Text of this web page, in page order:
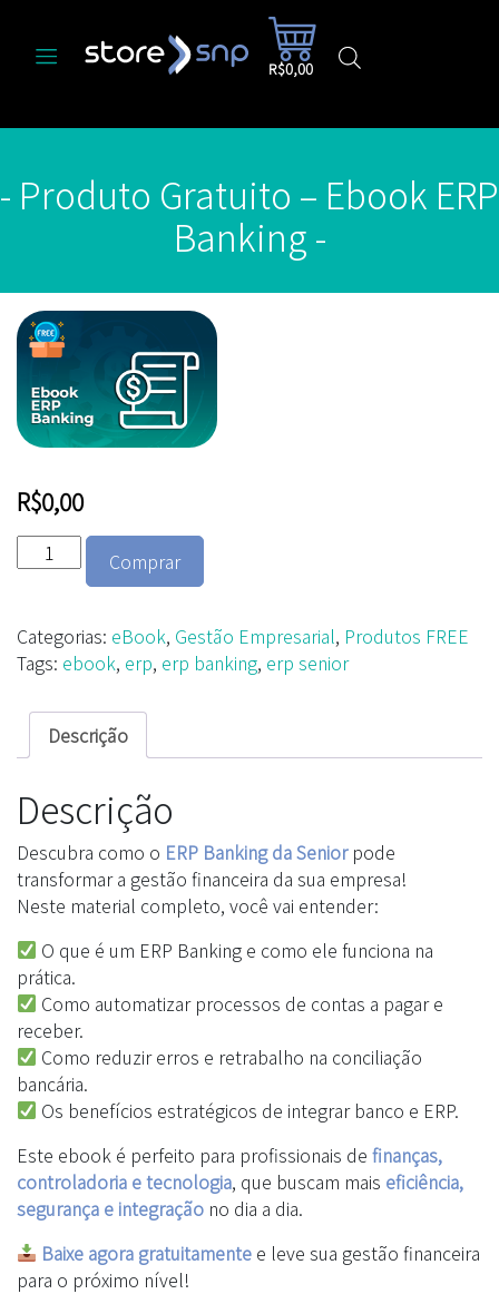
R$0,00
- Produto Gratuito – Ebook ERP
Banking -
R$0,00
Produto
Gratuito
Ebook
ERP
Banking
quantidade
Comprar
Categorias: eBook, Gestão Empresarial, Produtos FREE
Tags: ebook, erp, erp banking, erp senior
Descrição
Descrição
Descubra como o ERP Banking da Seniorpode
transformar a gestão financeira da sua empresa!
Neste material completo, você vai entender:
O que é um ERP Banking e como ele funciona na
prática.
Como automatizar processos de contas a pagar e
receber.
Como reduzir erros e retrabalho na conciliação
bancária.
Os benefícios estratégicos de integrar banco e ERP.
Este ebook é perfeito para profissionais de finanças,
controladoria e tecnologia, que buscam mais eficiência,
segurança e integração no dia a dia.
Baixe agora gratuitamente e leve sua gestão financeira
para o próximo nível!